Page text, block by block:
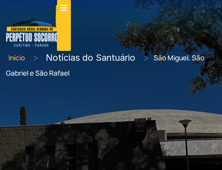
Início > Notícias do Santuário > São Miguel, São
Gabriel e São Rafael